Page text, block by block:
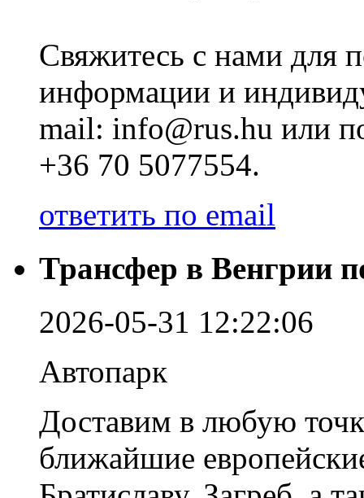
Свяжитесь с нами для
информации и
mail: info@rus.hu или
+36 70 5077554.
ответить по email
Трансфер в Венгрии
2026-05-31 12:22:06
Автопарк
Доставим в любую
ближайшие